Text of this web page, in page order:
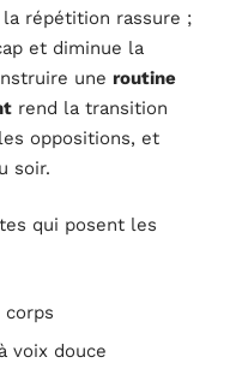
répétition rassure ;
et diminue la
une routine
rend la transition
oppositions, et
soir.
qui posent les
corps
voix douce